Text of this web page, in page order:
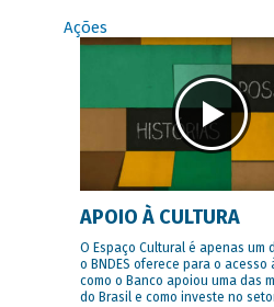
Ações
APOIO À CULTURA
O Espaço Cultural é apenas um
o BNDES oferece para o
como o Banco apoiou uma das
do Brasil e como investe no